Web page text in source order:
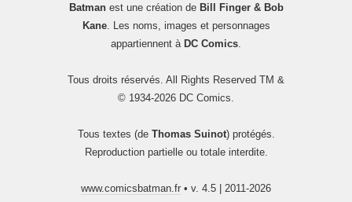
Batmanest une création de Bill Finger & Bob
Kane. Les noms, images et personnages
appartiennent à DC Comics
Tous droits réservés. All Rights Reserved TM &
© 1934-2026 DC Comics.
Tous textes (de Thomas Suinot) protégés.
Reproduction partielle ou totale interdite.
www.comicsbatman.fr • v. 4.5 | 2011-2026